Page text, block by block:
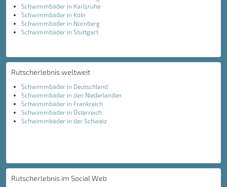
Schwimmbäder in Karlsruhe
Schwimmbäder in Köln
Schwimmbäder in Nürnberg
Schwimmbäder in Stuttgart
Rutscherlebnis weltweit
Schwimmbäder in Deutschland
Schwimmbäder in den Niederlanden
Schwimmbäder in Frankreich
Schwimmbäder in Österreich
Schwimmbäder in der Schweiz
Rutscherlebnis im Social Web